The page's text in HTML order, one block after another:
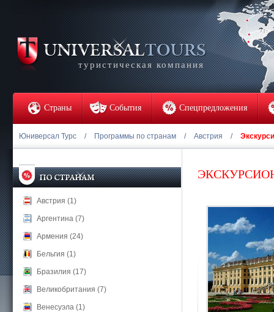
туристическая компания
Страны События Спецпредложения
Юниверсал Турс / Программы по странам / Австрия /
Австрия (1)
Аргентина (7)
Армения (24)
Бельгия (1)
Бразилия (17)
Великобритания (7)
Венесуэла (1)